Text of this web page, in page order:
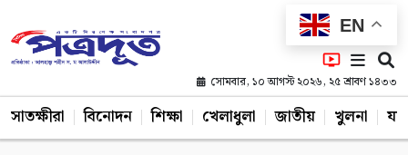
EN
সোমবার, ১০ আগস্ট ২০২৬, ২৫ শ্রাবণ ১৪৩৩
সাতক্ষীরা বিনোদন শিক্ষা খেলাধুলা জাতীয় খুলনা